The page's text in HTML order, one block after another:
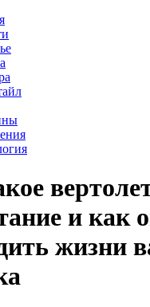
и как
жизни